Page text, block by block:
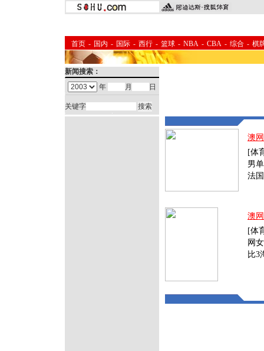
首页 - 国内 - 国际 - 西行 - 篮球 - NBA - CBA - 综合 - 棋
新闻搜索：
年
月 日
关键字
澳
[体
男
法
澳
[体
网
比3